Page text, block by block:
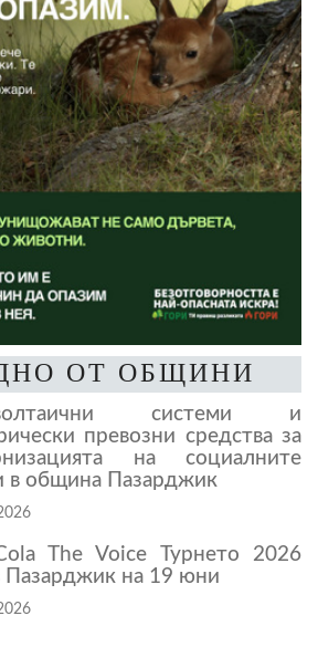
ОТ ОБЩИНИ
системи и
превозни средства за
на социалните
в община Пазарджик
The Voice Турнето 2026
Пазарджик на 19 юни